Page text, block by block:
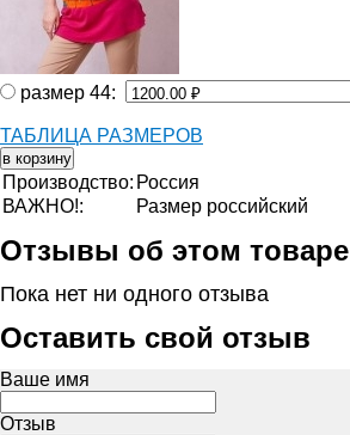
размер 44:
ТАБЛИЦА РАЗМЕРОВ
Производство: Россия
ВАЖНО!:
Размер российский
Отзывы об этом товаре
Пока нет ни одного отзыва
Оставить свой отзыв
Ваше имя
Отзыв